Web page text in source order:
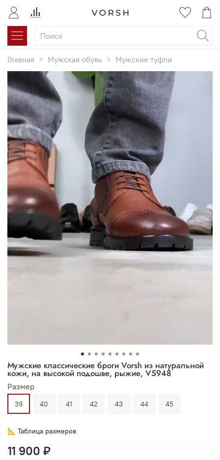
Главная Мужская обувь Мужские туфли
Мужские классические броги Vorsh из натуральной
кожи, на высокой подошве, рыжие, V5948
Размер
39 40 41 42 43 44 45
📐 Таблица размеров
11 900 ₽